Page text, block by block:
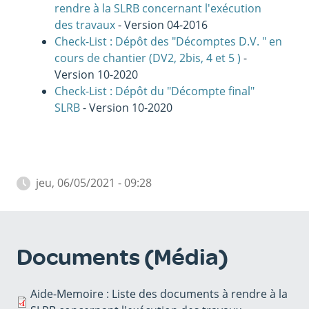
rendre à la SLRB concernant l'exécution
des travaux- Version 04-2016
Check-List : Dépôt des "Décomptes D.V. " en
cours de chantier (DV2, 2bis, 4 et 5 ) -
Version 10-2020
Check-List : Dépôt du "Décompte final"
SLRB- Version 10-2020
jeu, 06/05/2021 - 09:28
Documents (Média)
Aide-Memoire : Liste des documents à rendre à la